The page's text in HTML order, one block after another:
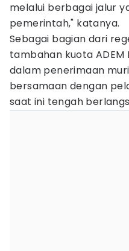
melalui berbagai jalur
pemerintah," katanya.
Sebagai bagian dari
tambahan kuota ADEM
dalam penerimaan
bersamaan dengan
saat ini tengah